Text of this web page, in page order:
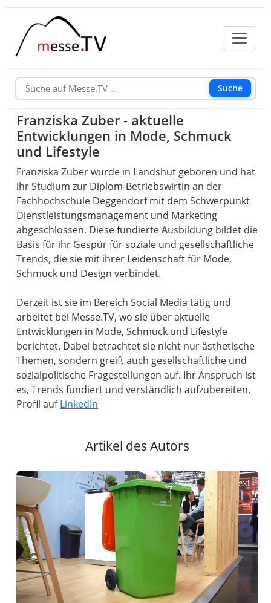
Suche
Franziska Zuber - aktuelle
Entwicklungen in Mode, Schmuck
und Lifestyle
Franziska Zuber wurde in Landshut geboren und hat
ihr Studium zur Diplom-Betriebswirtin an der
Fachhochschule Deggendorf mit dem Schwerpunkt
Dienstleistungsmanagement und Marketing
abgeschlossen. Diese fundierte Ausbildung bildet die
Basis für ihr Gespür für soziale und gesellschaftliche
Trends, die sie mit ihrer Leidenschaft für Mode,
Schmuck und Design verbindet.
Derzeit ist sie im Bereich Social Media tätig und
arbeitet bei Messe.TV, wo sie über aktuelle
Entwicklungen in Mode, Schmuck und Lifestyle
berichtet. Dabei betrachtet sie nicht nur ästhetische
Themen, sondern greift auch gesellschaftliche und
sozialpolitische Fragestellungen auf. Ihr Anspruch ist
es, Trends fundiert und verständlich aufzubereiten.
Profil aufLinkedIn
Artikel des Autors